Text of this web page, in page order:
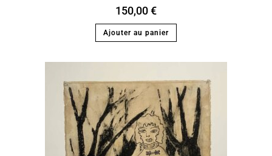
150,00€
Ajouter au panier